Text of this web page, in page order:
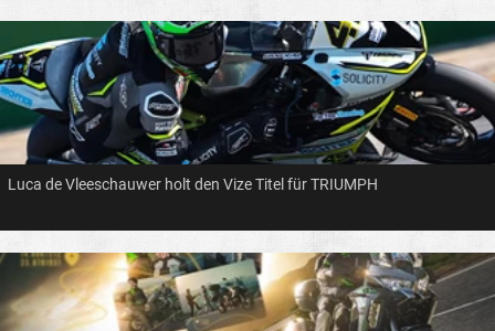
Luca de Vleeschauwer holt den Vize Titel für TRIUMPH